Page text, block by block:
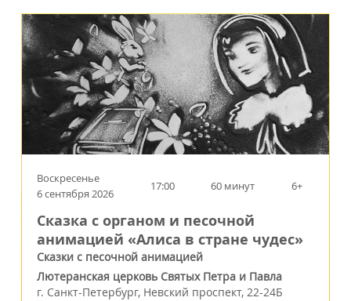
Воскресенье
6 сентября 2026
17:00 60 минут 6+
Сказка с органом и песочной
анимацией «Алиса в стране чудес»
Сказки с песочной анимацией
Лютеранская церковь Святых Петра и Павла
г. Санкт-Петербург, Невский проспект, 22-24Б